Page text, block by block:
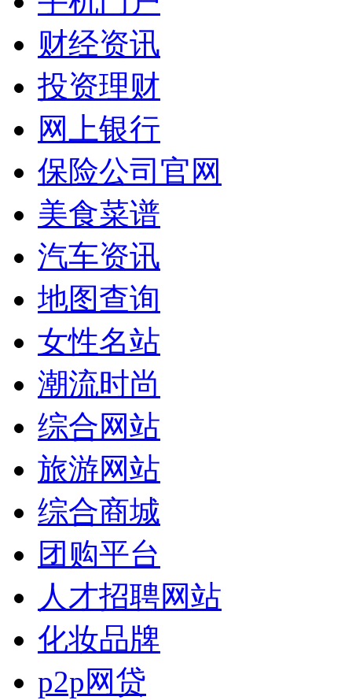
财经资讯
投资理财
网上银行
保险公司官网
美食菜谱
汽车资讯
地图查询
女性名站
潮流时尚
综合网站
旅游网站
综合商城
团购平台
人才招聘网站
化妆品牌
p2p网贷